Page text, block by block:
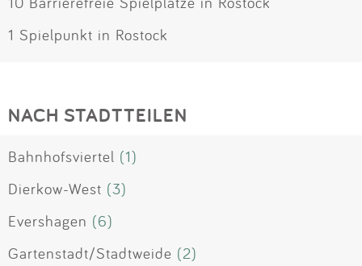
1 Spielpunkt in Rostock
NACH STADTTEILEN
Bahnhofsviertel (1)
Dierkow-West (3)
Evershagen (6)
Gartenstadt/Stadtweide (2)